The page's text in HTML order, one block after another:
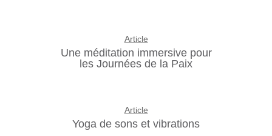
Article
Une méditation immersive pour
les Journées de la Paix
Article
Yoga de sons et vibrations